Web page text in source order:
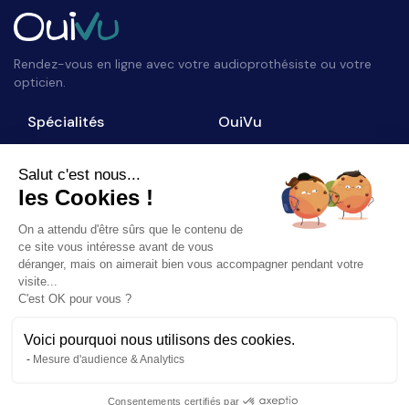
Rendez-vous en ligne avec votre audioprothésiste ou votre
opticien.
Spécialités
Opticiens
Audioprothésistes
OuiVu
Qui sommes-nous ?
Nous contacter
Accès professionnel
Suivez-nous
©2026OuiVu. Tous droits réservés
Salut c'est nous...
les Cookies !
On a attendu d'être sûrs que le contenu de
ce site vous intéresse avant de vous
déranger, mais on aimerait bien vous accompagner pendant votre
visite...
C'est OK pour vous ?
Voici pourquoi nous utilisons des cookies.
Mesure d'audience & Analytics
Consentements certifiés par